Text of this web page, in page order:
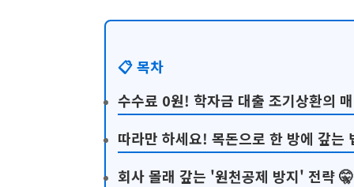
📋 목차
수수료 0원! 학자금 대출 조기상환의
따라만 하세요! 목돈으로 한 방에 갚는
회사 몰래 갚는 '원천공제 방지' 전략 🤫